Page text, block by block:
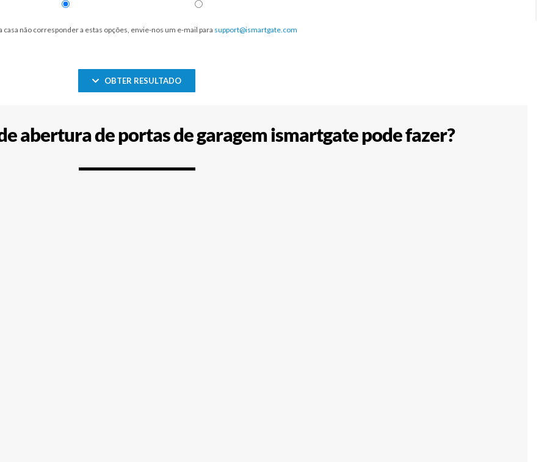
casa não corresponder a estas opções, envie-nos um e-mail para support@ismartgate.com
OBTER RESULTADO
abertura de portas de garagem ismartgate pode fazer?